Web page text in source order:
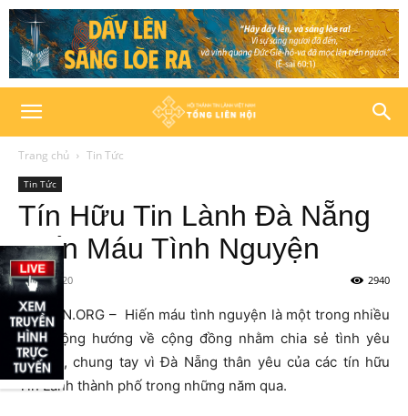
Trang chủ Tin Tức
Tin Tức
Tín Hữu Tin Lành Đà Nẵng
Hiến Máu Tình Nguyện
09/02/2020 2940
HTTLVN.ORG – Hiến máu tình nguyện là một trong nhiều
hoạt động hướng về cộng đồng nhằm chia sẻ tình yêu
thương, chung tay vì Đà Nẵng thân yêu của các tín hữu
Tin Lành thành phố trong những năm qua.